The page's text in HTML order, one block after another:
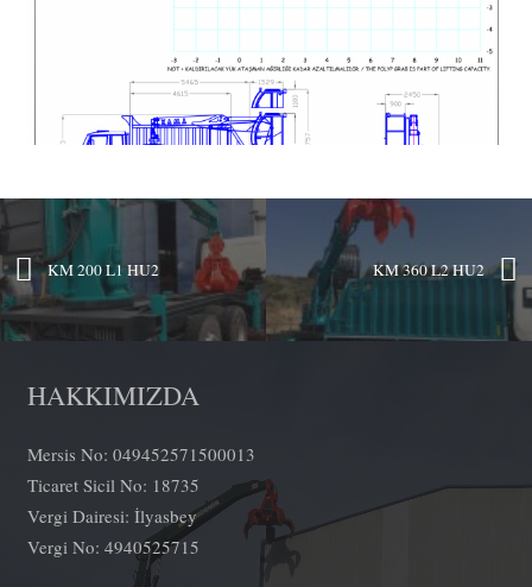
KM 200 L1 HU2 KM 360 L2 HU2
HAKKIMIZDA
Mersis No: 049452571500013
Ticaret Sicil No: 18735
Vergi Dairesi: İlyasbey
Vergi No: 4940525715